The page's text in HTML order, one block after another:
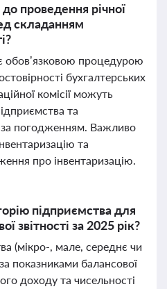
проведення річної
складанням
обов’язковою процедурою
бухгалтерських
комісії можуть
та
за погодженням. Важливо
та
про інвентаризацію.
підприємства для
звітності за 2025 рік?
(мікро-, мале, середнє чи
показниками балансової
доходу та чисельності